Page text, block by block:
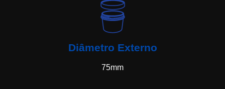
Diâmetro Externo
75mm